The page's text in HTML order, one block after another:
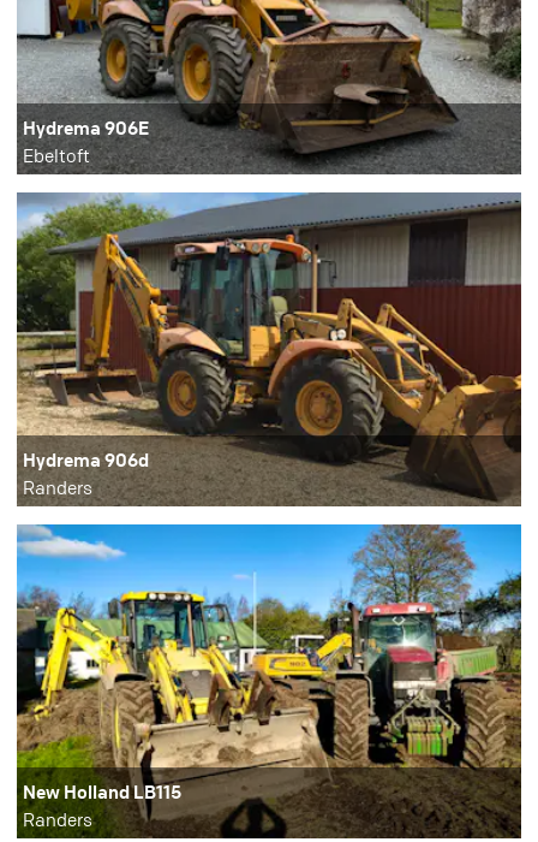
Hydrema 906E
Ebeltoft
Hydrema 906d
Randers
New Holland LB115
Randers